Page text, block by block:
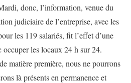
donc, l’information, venue du
judiciaire de l’entreprise, avec les
les 119 salariés, fit l’effet d’une
les locaux 24 h sur 24.
matière première, nous ne pourrons
là présents en permanence et